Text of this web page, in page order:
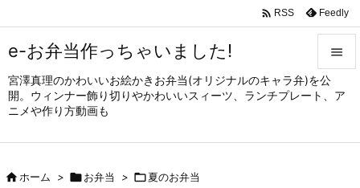
e-お弁当作っちゃいました!
宮澤真理のかわいいお絵かきお弁当(オリジナルのキャラ弁)を公
開。ウィンナー飾り切りやかわいいスィーツ、ランチプレート、ア
ニメや作り方動画も


メニュ
サイド
 RSS Feedly
ホーム > お弁当 > 夏のお弁当